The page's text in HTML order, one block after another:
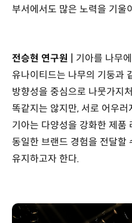
부서에서도 많은 노력을 기울
전승현 연구원 | 기아를 나무
유나이티드는 나무의 기둥과
방향성을 중심으로 나뭇가지
똑같지는 않지만, 서로 어우
기아는 다양성을 강화한 제품
동일한 브랜드 경험을 전달할
유지하고자 한다.